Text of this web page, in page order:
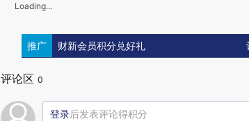
Loading...
推广 财新会员积分兑好礼
评论区 0
登录后发表评论得积分